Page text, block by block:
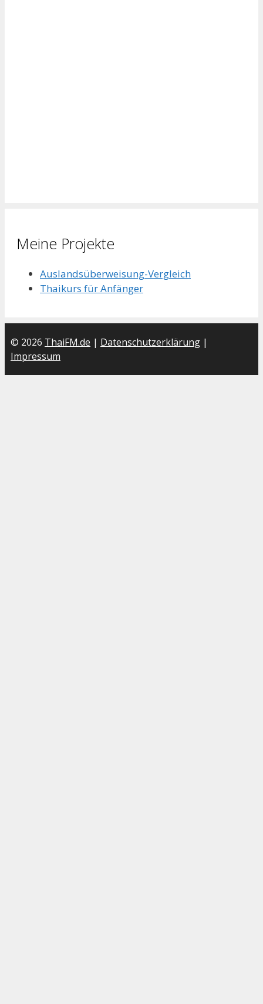
Meine Projekte
Auslandsüberweisung-Vergleich
Thaikurs für Anfänger
© 2026 ThaiFM.de | Datenschutzerklärung |
Impressum